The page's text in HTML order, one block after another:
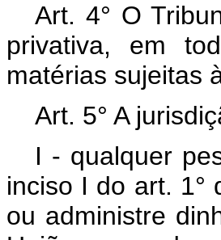
Art. 4° O
privativa, em
matérias sujeitas
Art. 5° A
I - qualquer
inciso I do art. 1°
ou administre